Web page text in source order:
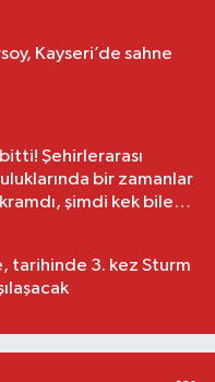
Kayseri’de sahne
Şehirlerarası
bir zamanlar
şimdi kek bile
tarihinde 3. kez Sturm